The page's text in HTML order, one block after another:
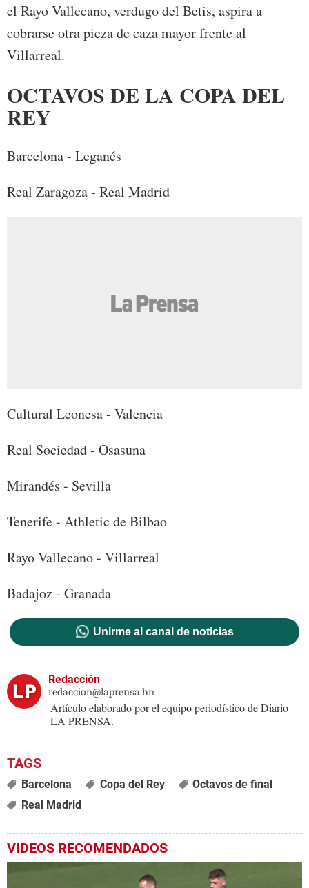
el Rayo Vallecano, verdugo del Betis, aspira a
cobrarse otra pieza de caza mayor frente al
Villarreal.
OCTAVOS DE LA COPA DEL
REY
Barcelona - Leganés
Real Zaragoza - Real Madrid
Cultural Leonesa - Valencia
Real Sociedad - Osasuna
Mirandés - Sevilla
Tenerife - Athletic de Bilbao
Rayo Vallecano - Villarreal
Badajoz - Granada
Unirme al canal de noticias
Redacción
redaccion@laprensa.hn
Artículo elaborado por el equipo periodístico de Diario
LA PRENSA.
Barcelona Copa del Rey
Octavos de final
Real Madrid
VIDEOS RECOMENDADOS